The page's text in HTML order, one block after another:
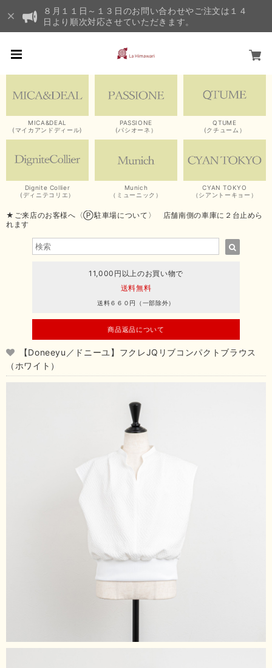
８月１１日～１３日のお問い合わせやご注文は１４
日より順次対応させていただきます。
MICA&DEAL
(マイカアンドディール)
PASSIONE
(パシオーネ）
QTUME
(クチューム）
Dignite Collier
(ディニテコリエ）
Munich
（ミューニック）
CYAN TOKYO
（シアントーキョー）
★ご来店のお客様へ〈Ⓟ駐車場について〉 店舗南側の車庫に２台止めら
れます
11,000円以上のお買い物で
送料無料
送料６６０円（一部除外）
商品返品について
【Doneeyu／ドニーユ】フクレJQリブコンパクトブラウス
（ホワイト）